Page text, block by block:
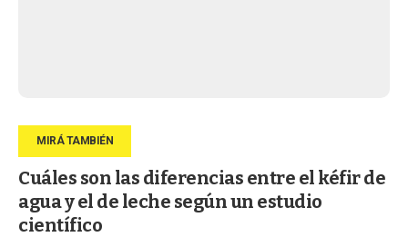
Cuáles son las diferencias entre el kéfir de
agua y el de leche según un estudio
científico